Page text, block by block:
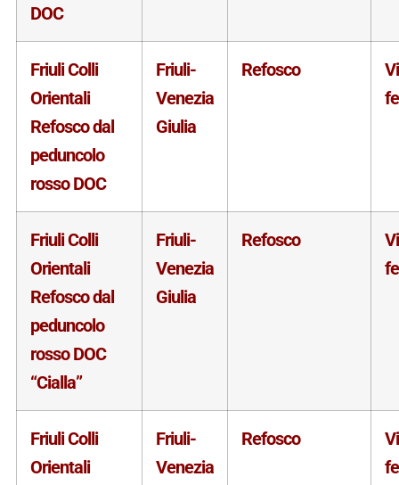
DOC
Friuli Colli
Orientali
Refosco dal
peduncolo
rosso DOC
Friuli-
Venezia
Giulia
Refosco
Friuli Colli
Orientali
Refosco dal
peduncolo
rosso DOC
“Cialla”
Friuli-
Venezia
Giulia
Refosco
Friuli Colli
Orientali
Friuli-
Venezia
Refosco